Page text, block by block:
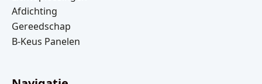
Afdichting
Gereedschap
B-Keus Panelen